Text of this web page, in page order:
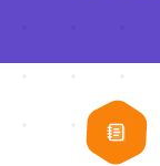
Aktivnosti lekcije